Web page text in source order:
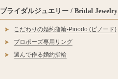
ブライダルジュエリー / Bridal Jewelry
こだわりの婚約指輪‐Pinodo (ピノード)
プロポーズ専用リング
選んで作る婚約指輪